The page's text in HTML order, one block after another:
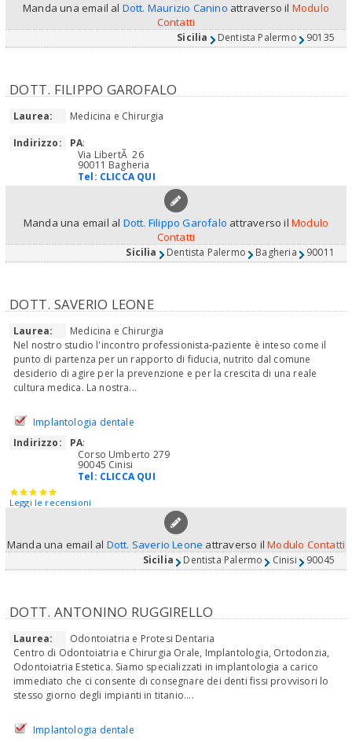
Manda una email al Dott. Maurizio Canino attraverso il Modulo
Contatti
Sicilia Dentista Palermo 90135
DOTT. FILIPPO GAROFALO
Laurea:
Medicina e Chirurgia
Indirizzo:
PA:
Via LibertÃ 26
90011 Bagheria
Tel: CLICCA QUI
Manda una email al Dott. Filippo Garofalo attraverso il Modulo
Contatti
Sicilia Dentista Palermo Bagheria 90011
DOTT. SAVERIO LEONE
Laurea:
Medicina e Chirurgia
Nel nostro studio l'incontro professionista-paziente è inteso come il
punto di partenza per un rapporto di fiducia, nutrito dal comune
desiderio di agire per la prevenzione e per la crescita di una reale
cultura medica. La nostra...
Implantologia dentale
Indirizzo:
PA:
Corso Umberto 279
90045 Cinisi
Tel: CLICCA QUI
Leggi le recensioni
Manda una email al Dott. Saverio Leone attraverso ilModulo Contatti
Sicilia Dentista Palermo Cinisi 90045
DOTT. ANTONINO RUGGIRELLO
Laurea:
Odontoiatria e Protesi Dentaria
Centro di Odontoiatria e Chirurgia Orale, Implantologia, Ortodonzia,
Odontoiatria Estetica. Siamo specializzati in implantologia a carico
immediato che ci consente di consegnare dei denti fissi provvisori lo
stesso giorno degli impianti in titanio....
Implantologia dentale